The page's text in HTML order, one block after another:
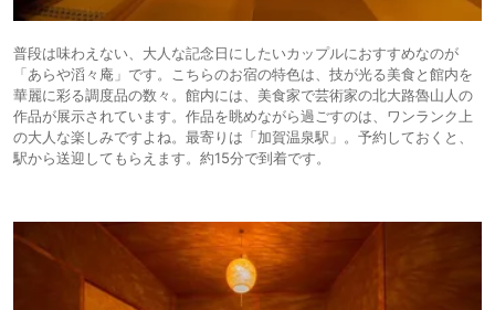
普段は味わえない、大人な記念日にしたいカップルにおすすめなのが
「あらや滔々庵」です。こちらのお宿の特色は、技が光る美食と館内を
華麗に彩る調度品の数々。館内には、美食家で芸術家の北大路魯山人の
作品が展示されています。作品を眺めながら過ごすのは、ワンランク上
の大人な楽しみですよね。最寄りは「加賀温泉駅」。予約しておくと、
駅から送迎してもらえます。約15分で到着です。